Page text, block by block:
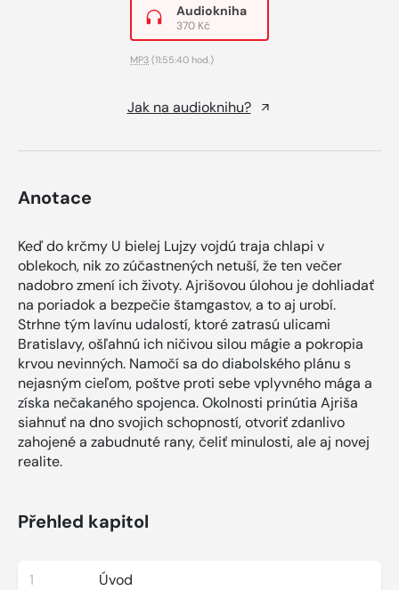
Audiokniha
370 Kč
MP3 (11:55:40 hod.)
Jak na audioknihu?
Anotace
Keď do krčmy U bielej Lujzy vojdú traja chlapi v
oblekoch, nik zo zúčastnených netuší, že ten večer
nadobro zmení ich životy. Ajrišovou úlohou je dohliadať
na poriadok a bezpečie štamgastov, a to aj urobí.
Strhne tým lavínu udalostí, ktoré zatrasú ulicami
Bratislavy, ošľahnú ich ničivou silou mágie a pokropia
krvou nevinných. Namočí sa do diabolského plánu s
nejasným cieľom, poštve proti sebe vplyvného mága a
získa nečakaného spojenca. Okolnosti prinútia Ajriša
siahnuť na dno svojich schopností, otvoriť zdanlivo
zahojené a zabudnuté rany, čeliť minulosti, ale aj novej
realite.
Přehled kapitol
1 Úvod